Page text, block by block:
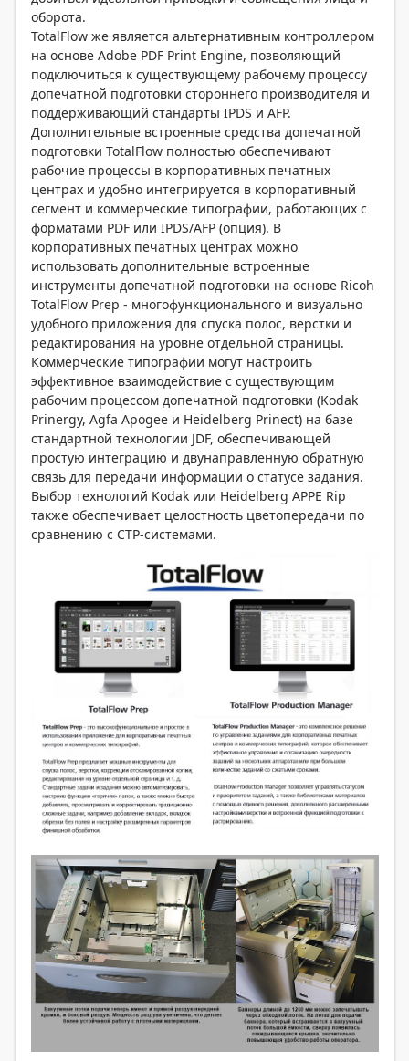
оборота.
TotalFlow же является альтернативным контроллером
на основе Adobe PDF Print Engine, позволяющий
подключиться к существующему рабочему процессу
допечатной подготовки стороннего производителя и
поддерживающий стандарты IPDS и AFP.
Дополнительные встроенные средства допечатной
подготовки TotalFlow полностью обеспечивают
рабочие процессы в корпоративных печатных
центрах и удобно интегрируется в корпоративный
сегмент и коммерческие типографии, работающих с
форматами PDF или IPDS/AFP (опция). В
корпоративных печатных центрах можно
использовать дополнительные встроенные
инструменты допечатной подготовки на основе Ricoh
TotalFlow Prep - многофункционального и визуально
удобного приложения для спуска полос, верстки и
редактирования на уровне отдельной страницы.
Коммерческие типографии могут настроить
эффективное взаимодействие с существующим
рабочим процессом допечатной подготовки (Kodak
Prinergy, Agfa Apogee и Heidelberg Prinect) на базе
стандартной технологии JDF, обеспечивающей
простую интеграцию и двунаправленную обратную
связь для передачи информации о статусе задания.
Выбор технологий Kodak или Heidelberg APPE Rip
также обеспечивает целостность цветопередачи по
сравнению с CTP-системами.